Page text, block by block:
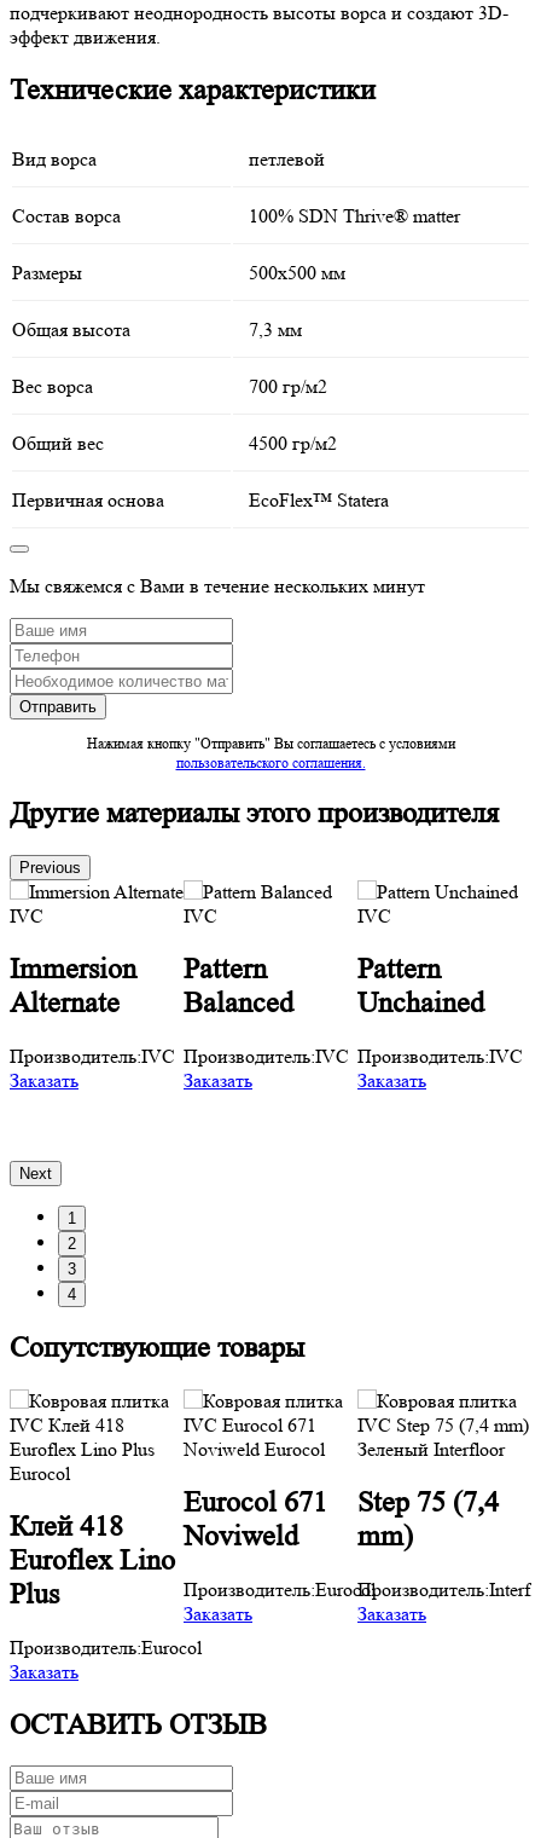
подчеркивают неоднородность высоты ворса и создают 3D-
эффект движения.
Технические характеристики
Вид ворса петлевой
Состав ворса 100% SDN Thrive® matter
Размеры 500х500 мм
Общая высота 7,3 мм
Вес ворса 700 гр/м2
Общий вес 4500 гр/м2
Первичная основа EcoFlex™ Statera
Мы свяжемся с Вами в течение нескольких минут
Нажимая кнопку "Отправить" Вы соглашаетесь c условиями
пользовательского соглашения.
Другие материалы этого производителя
Previous
Immersion
Alternate
Производитель:IVC
Заказать
Pattern
Balanced
Производитель:IVC
Заказать
Pattern
Unchained
Производитель:IVC
Заказать
Next
1
2
3
4
Сопутствующие товары
Клей 418
Euroflex Lino
Plus
Производитель:Eurocol
Заказать
Eurocol 671
Noviweld
Производитель:Eurocol
Заказать
Step 75 (7,4
mm)
Производитель:
Заказать
ОСТАВИТЬ ОТЗЫВ